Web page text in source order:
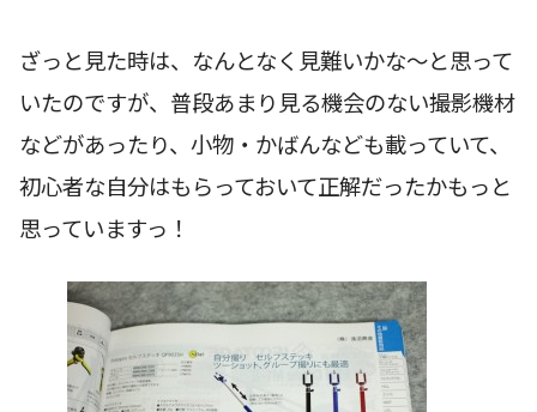
ざっと見た時は、なんとなく見難いかな〜と思って
いたのですが、普段あまり見る機会のない撮影機材
などがあったり、小物・かばんなども載っていて、
初心者な自分はもらっておいて正解だったかもっと
思っていますっ！